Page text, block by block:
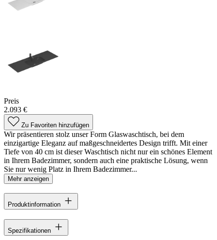
Preis
2.093 €
Zu Favoriten hinzufügen
Wir präsentieren stolz unser Form Glaswaschtisch, bei dem
einzigartige Eleganz auf maßgeschneidertes Design trifft. Mit einer
Tiefe von 40 cm ist dieser Waschtisch nicht nur ein schönes Element
in Ihrem Badezimmer, sondern auch eine praktische Lösung, wenn
Sie nur wenig Platz in Ihrem Badezimmer...
Mehr anzeigen
Produktinformation
Spezifikationen